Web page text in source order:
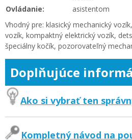
Ovládanie:
asistentom
Vhodný pre: klasický mechanický
vozík, kompaktný elektrický vozík,
špeciálny kočík, pozorovateľný
Doplňujúce
Ako si vybrať ten
Kompletný návod na